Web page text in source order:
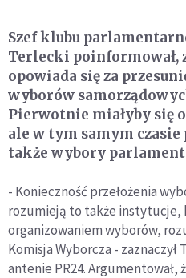
Szef klubu
Terlecki poinformował,
opowiada się za
wyborów
Pierwotnie miałyby się
ale w tym samym czasie
także wybory
- Konieczność przełożenia
rozumieją to także instytucje,
organizowaniem wyborów,
Komisja Wyborcza -
antenie PR24. Argumentował,